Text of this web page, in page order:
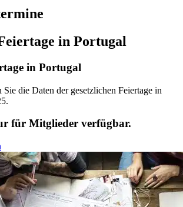
in Portugal
in Portugal
die Daten der gesetzlichen Feiertage in
für Mitglieder verfügbar.